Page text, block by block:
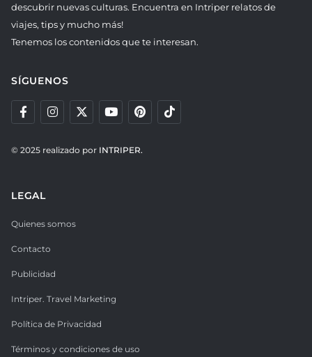
descubrir nuevas culturas. Encuentra en Intriper relatos de
viajes, tips y mucho más!
Tenemos los contenidos que te interesan.
SÍGUENOS
© 2025 realizado por INTRIPER.
LEGAL
Quienes somos
Contacto
Publicidad
Intriper. Travel Marketing
Política de Privacidad
Términos y condiciones de uso